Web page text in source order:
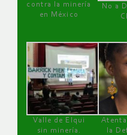
contra la minería
en México
No a
Valle de Elqui
sin minería.
la